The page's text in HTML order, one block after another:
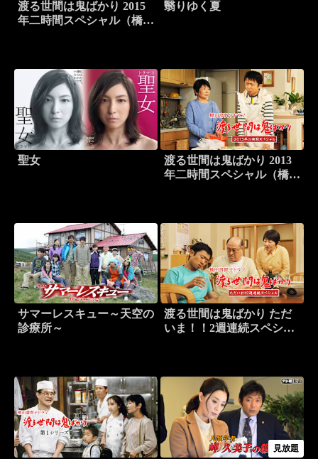
渡る世間は鬼ばかり 2015
年二時間スペシャル（橋田
翳りゆく夏
聖女
渡る世間は鬼ばかり 2013
年二時間スペシャル（橋田
サマーレスキュー～天空の
診療所～
渡る世間は鬼ばかり ただ
いま！！2週連続スペシャ
見放題